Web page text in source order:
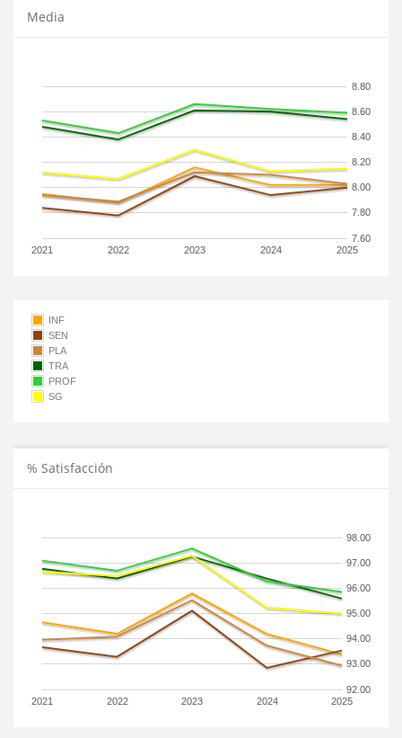
Media
2021 2022 2023 2024 2025
7.60
7.80
8.00
8.20
8.40
8.60
8.80
INF
SEN
PLA
TRA
PROF
SG
% Satisfacción
2021 2022 2023 2024 2025
92.00
93.00
94.00
95.00
96.00
97.00
98.00